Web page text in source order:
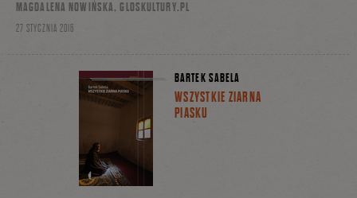
MAGDALENA NOWIŃSKA, GLOSKULTURY.PL
27 STYCZNIA 2016
BARTEK SABELA
WSZYSTKIE ZIARNA
PIASKU